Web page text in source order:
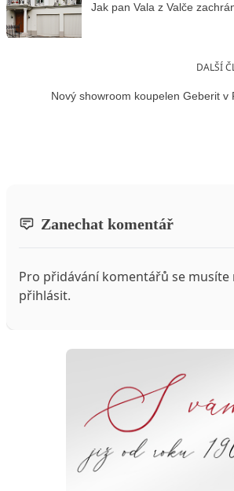
Jak pan Vala z Valče
DALŠÍ
Nový showroom koupelen Geberit v
Zanechat komentář
Pro přidávání komentářů se musíte
přihlásit.